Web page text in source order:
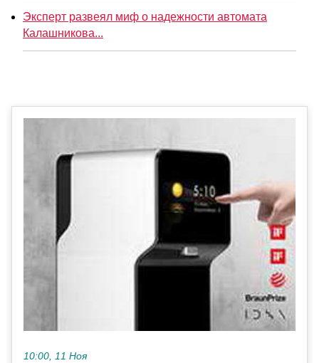
Эксперт развеял миф о надежности автомата
Калашникова...
10:00, 11 Ноя